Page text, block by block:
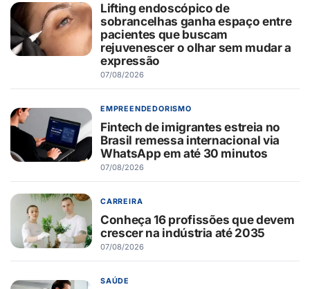
Lifting endoscópico de
sobrancelhas ganha espaço entre
pacientes que buscam
rejuvenescer o olhar sem mudar a
expressão
07/08/2026
EMPREENDEDORISMO
Fintech de imigrantes estreia no
Brasil remessa internacional via
WhatsApp em até 30 minutos
07/08/2026
CARREIRA
Conheça 16 profissões que devem
crescer na indústria até 2035
07/08/2026
SAÚDE